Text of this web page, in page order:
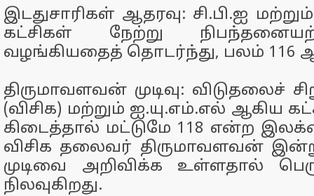
இடதுசாரிகள் ஆதரவு: சி.பி.ஐ
கட்சிகள் நேற்று
வழங்கியதைத் தொடர்ந்து, பலம் 116
திருமாவளவன் முடிவு: விடுதலைச்
(விசிக) மற்றும் ஐ.யு.எம்.எல் ஆகிய
கிடைத்தால் மட்டுமே 118 என்ற
விசிக தலைவர் திருமாவளவன்
முடிவை அறிவிக்க உள்ளதால்
நிலவுகிறது.